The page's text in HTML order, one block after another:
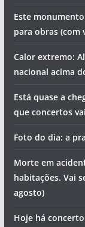
Este
para obras (com
Calor extremo:
nacional acima
Está quase a
que concertos
Foto do dia: a
Morte em
habitações. Vai
agosto)
Hoje há